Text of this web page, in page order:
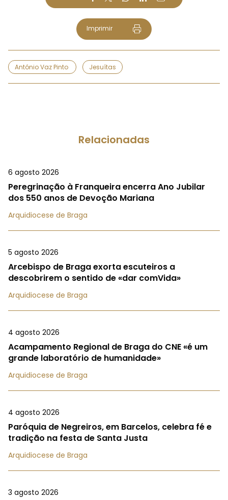
Imprimir
António Vaz Pinto Jesuítas
Relacionadas
6 agosto 2026
Peregrinação à Franqueira encerra Ano Jubilar
dos 550 anos de Devoção Mariana
Arquidiocese de Braga
5 agosto 2026
Arcebispo de Braga exorta escuteiros a
descobrirem o sentido de «dar comVida»
Arquidiocese de Braga
4 agosto 2026
Acampamento Regional de Braga do CNE «é um
grande laboratório de humanidade»
Arquidiocese de Braga
4 agosto 2026
Paróquia de Negreiros, em Barcelos, celebra fé e
tradição na festa de Santa Justa
Arquidiocese de Braga
3 agosto 2026